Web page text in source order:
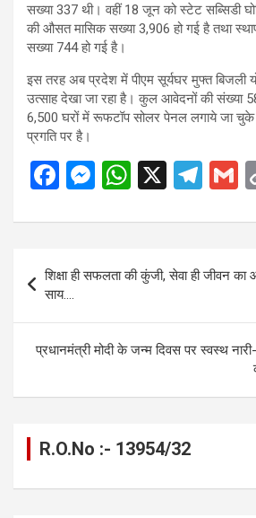
सख्या 337 थी। वहीं 18 जून को स्टेट सब्सिडी
की औसत मासिक सख्या 3,906 हो गई है तथा
सख्या 744 हो गई है।
इस तरह अब प्रदेश में पीएम सूर्यघर मुफ्त बिजली
उत्साह देखा जा रहा है। कुल आवेदनों की संख्या
6,500 घरों में रूफटॉप सोलर पेनल लगाये जा चुके
प्रगति पर है।
F
ce
b
o
o
k
M
se
g
er
W
at
s
A
p
p
X
T
e
gr
a
m
navigation
शिक्षा ही सफलता की कुंजी, सेवा ही जीवन का
साय….
प्रधानमंत्री मोदी के जन्म दिवस पर स्वस्थ
R.O.No :- 13954/32